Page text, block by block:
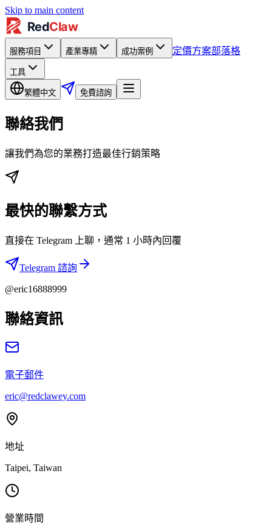
Skip to main content
服務項目 產業專精 成功案例 定價方案部落格
工具
繁體中文 免費諮詢
聯絡我們
讓我們為您的業務打造最佳行銷策略
最快的聯繫方式
直接在 Telegram 上聊，通常 1 小時內回覆
Telegram 諮詢
@eric16888999
聯絡資訊
電子郵件
eric@redclawey.com
地址
Taipei, Taiwan
營業時間